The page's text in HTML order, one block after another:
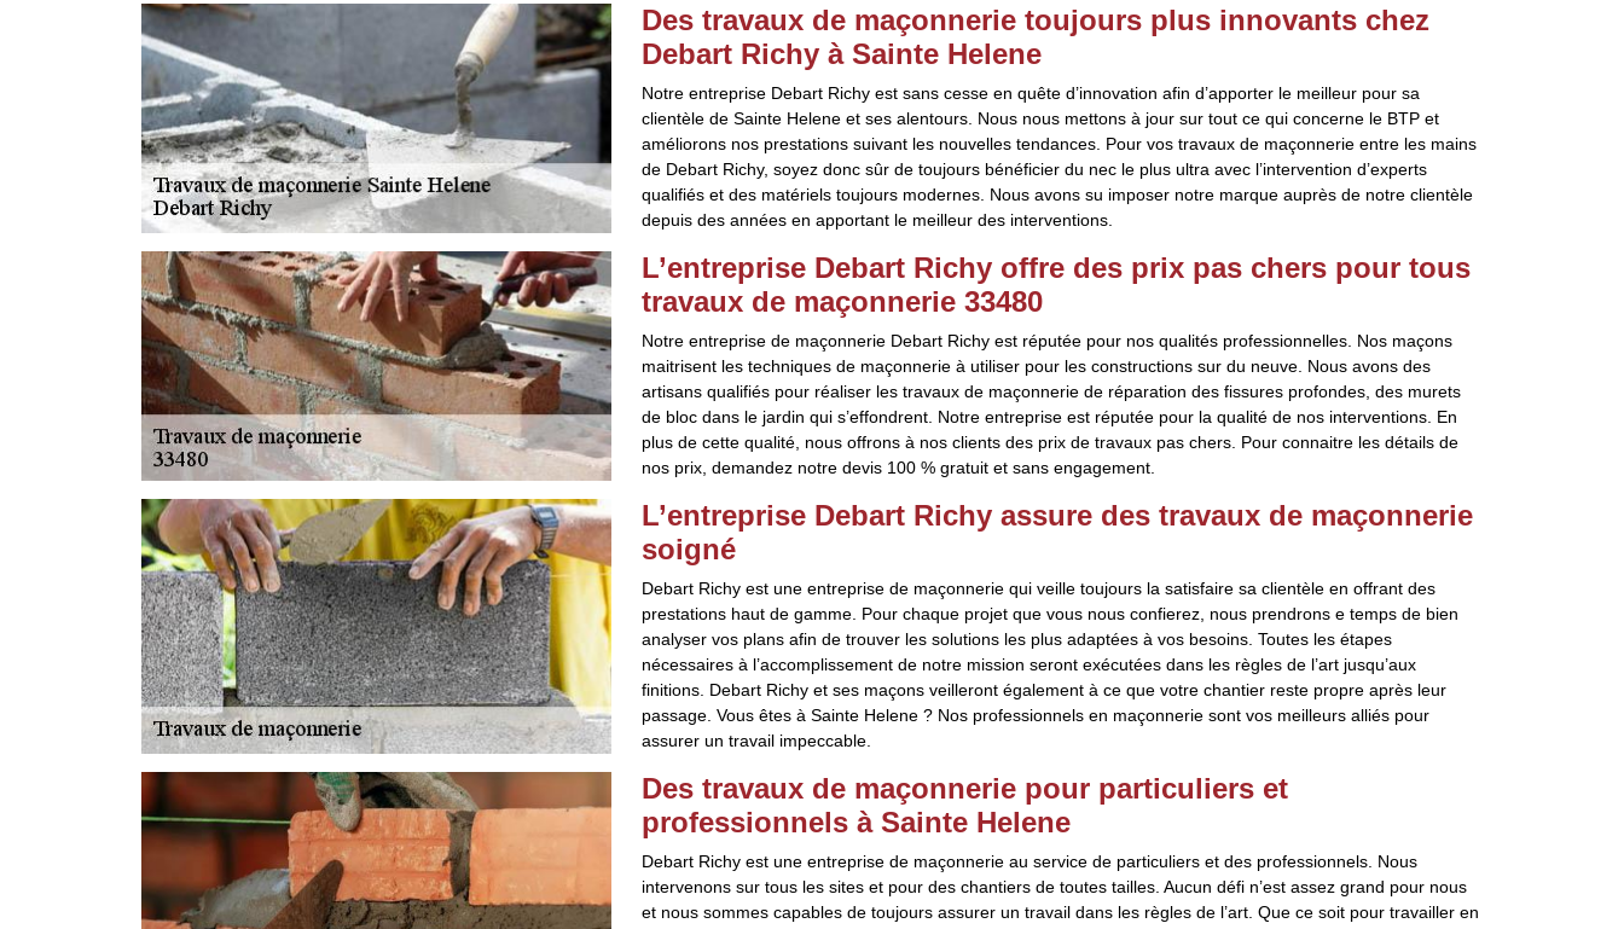
Des travaux de maçonnerie toujours plus innovants chez
Debart Richy à Sainte Helene
Notre entreprise Debart Richy est sans cesse en quête d’innovation afin d’apporter le meilleur pour sa
clientèle de Sainte Helene et ses alentours. Nous nous mettons à jour sur tout ce qui concerne le BTP et
améliorons nos prestations suivant les nouvelles tendances. Pour vos travaux de maçonnerie entre les mains
de Debart Richy, soyez donc sûr de toujours bénéficier du nec le plus ultra avec l’intervention d’experts
qualifiés et des matériels toujours modernes. Nous avons su imposer notre marque auprès de notre clientèle
depuis des années en apportant le meilleur des interventions.
L’entreprise Debart Richy offre des prix pas chers pour tous
travaux de maçonnerie 33480
Notre entreprise de maçonnerie Debart Richy est réputée pour nos qualités professionnelles. Nos maçons
maitrisent les techniques de maçonnerie à utiliser pour les constructions sur du neuve. Nous avons des
artisans qualifiés pour réaliser les travaux de maçonnerie de réparation des fissures profondes, des murets
de bloc dans le jardin qui s’effondrent. Notre entreprise est réputée pour la qualité de nos interventions. En
plus de cette qualité, nous offrons à nos clients des prix de travaux pas chers. Pour connaitre les détails de
nos prix, demandez notre devis 100 % gratuit et sans engagement.
L’entreprise Debart Richy assure des travaux de maçonnerie
soigné
Debart Richy est une entreprise de maçonnerie qui veille toujours la satisfaire sa clientèle en offrant des
prestations haut de gamme. Pour chaque projet que vous nous confierez, nous prendrons e temps de bien
analyser vos plans afin de trouver les solutions les plus adaptées à vos besoins. Toutes les étapes
nécessaires à l’accomplissement de notre mission seront exécutées dans les règles de l’art jusqu’aux
finitions. Debart Richy et ses maçons veilleront également à ce que votre chantier reste propre après leur
passage. Vous êtes à Sainte Helene ? Nos professionnels en maçonnerie sont vos meilleurs alliés pour
assurer un travail impeccable.
Des travaux de maçonnerie pour particuliers et
professionnels à Sainte Helene
Debart Richy est une entreprise de maçonnerie au service de particuliers et des professionnels. Nous
intervenons sur tous les sites et pour des chantiers de toutes tailles. Aucun défi n’est assez grand pour nous
et nous sommes capables de toujours assurer un travail dans les règles de l’art. Que ce soit pour travailler en